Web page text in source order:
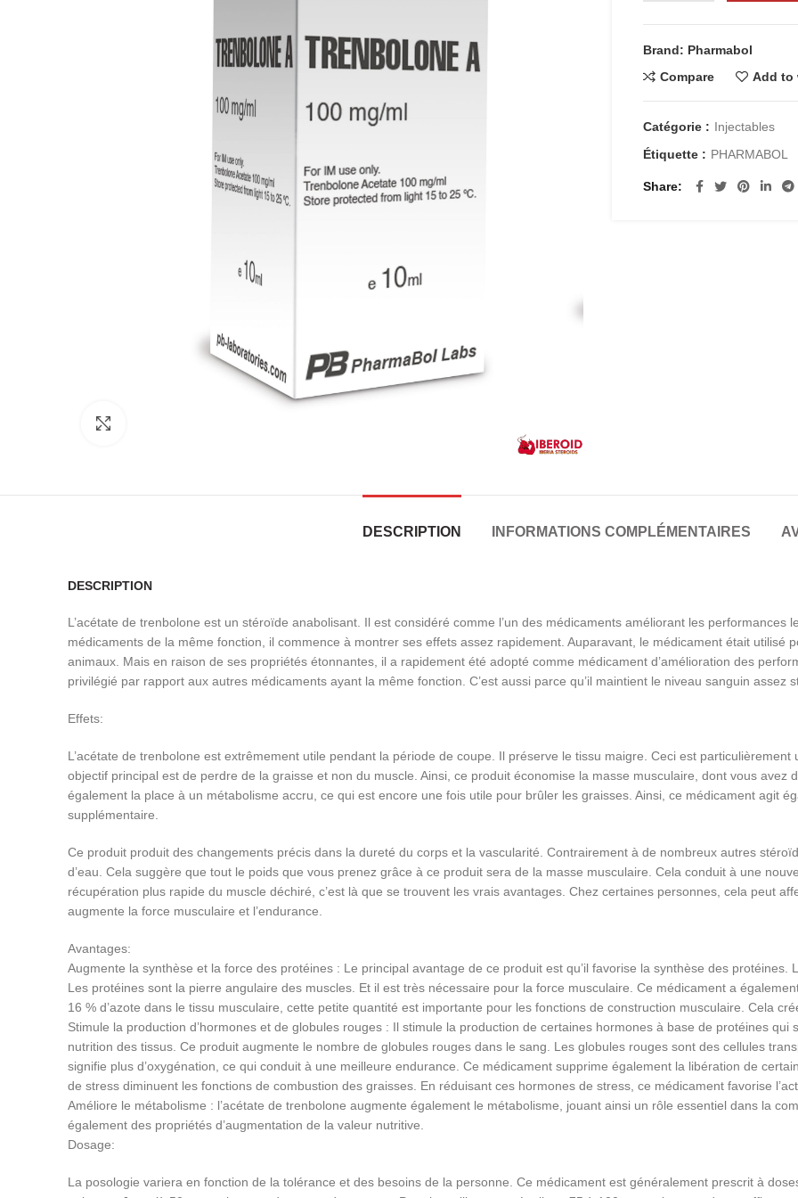
Brand: Pharmabol
Compare
Add to
Catégorie : Injectables
Étiquette : PHARMABOL
Share
DESCRIPTION INFORMATIONS COMPLÉMENTAIRES
DESCRIPTION
L’acétate de trenbolone est un stéroïde anabolisant. Il est considéré comme l’un des médicaments améliorant les performances
médicaments de la même fonction, il commence à montrer ses effets assez rapidement. Auparavant, le médicament était utilisé
animaux. Mais en raison de ses propriétés étonnantes, il a rapidement été adopté comme médicament d’amélioration des
privilégié par rapport aux autres médicaments ayant la même fonction. C’est aussi parce qu’il maintient le niveau sanguin
Effets:
L’acétate de trenbolone est extrêmement utile pendant la période de coupe. Il préserve le tissu maigre. Ceci est
objectif principal est de perdre de la graisse et non du muscle. Ainsi, ce produit économise la masse musculaire, dont vous
également la place à un métabolisme accru, ce qui est encore une fois utile pour brûler les graisses. Ainsi, ce médicament agit
supplémentaire.
Ce produit produit des changements précis dans la dureté du corps et la vascularité. Contrairement à de nombreux autres
d’eau. Cela suggère que tout le poids que vous prenez grâce à ce produit sera de la masse musculaire. Cela conduit à une
récupération plus rapide du muscle déchiré, c’est là que se trouvent les vrais avantages. Chez certaines personnes, cela peut
augmente la force musculaire et l’endurance.
Avantages:
Augmente la synthèse et la force des protéines : Le principal avantage de ce produit est qu’il favorise la synthèse des
Les protéines sont la pierre angulaire des muscles. Et il est très nécessaire pour la force musculaire. Ce médicament a
16 % d’azote dans le tissu musculaire, cette petite quantité est importante pour les fonctions de construction musculaire. Cela
Stimule la production d’hormones et de globules rouges : Il stimule la production de certaines hormones à base de protéines
nutrition des tissus. Ce produit augmente le nombre de globules rouges dans le sang. Les globules rouges sont des cellules
signifie plus d’oxygénation, ce qui conduit à une meilleure endurance. Ce médicament supprime également la libération de
de stress diminuent les fonctions de combustion des graisses. En réduisant ces hormones de stress, ce médicament favorise
Améliore le métabolisme : l’acétate de trenbolone augmente également le métabolisme, jouant ainsi un rôle essentiel dans la
également des propriétés d’augmentation de la valeur nutritive.
Dosage:
La posologie variera en fonction de la tolérance et des besoins de la personne. Ce médicament est généralement prescrit à